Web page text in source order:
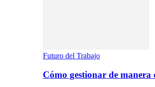
Futuro del Trabajo
Cómo gestionar de